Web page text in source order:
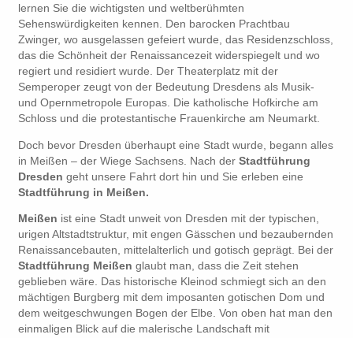
lernen Sie die wichtigsten und weltberühmten
Sehenswürdigkeiten kennen. Den barocken Prachtbau
Zwinger, wo ausgelassen gefeiert wurde, das Residenzschloss,
das die Schönheit der Renaissancezeit widerspiegelt und wo
regiert und residiert wurde. Der Theaterplatz mit der
Semperoper zeugt von der Bedeutung Dresdens als Musik-
und Opernmetropole Europas. Die katholische Hofkirche am
Schloss und die protestantische Frauenkirche am Neumarkt.
Doch bevor Dresden überhaupt eine Stadt wurde, begann alles
in Meißen – der Wiege Sachsens. Nach derStadtführung
Dresden geht unsere Fahrt dort hin und Sie erleben eine
Stadtführung in Meißen.
Meißen ist eine Stadt unweit von Dresden mit der typischen,
urigen Altstadtstruktur, mit engen Gässchen und bezaubernden
Renaissancebauten, mittelalterlich und gotisch geprägt. Bei der
Stadtführung Meißen glaubt man, dass die Zeit stehen
geblieben wäre. Das historische Kleinod schmiegt sich an den
mächtigen Burgberg mit dem imposanten gotischen Dom und
dem weitgeschwungen Bogen der Elbe. Von oben hat man den
einmaligen Blick auf die malerische Landschaft mit